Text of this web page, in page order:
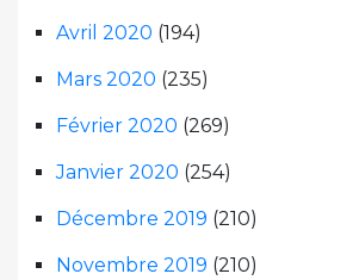
Avril 2020 (194)
Mars 2020 (235)
Février 2020 (269)
Janvier 2020 (254)
Décembre 2019 (210)
Novembre 2019 (210)